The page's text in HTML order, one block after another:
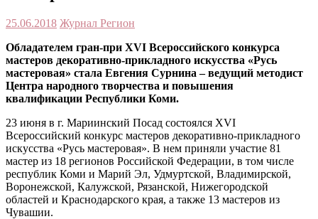
25.06.2018 Журнал Регион
Обладателем гран-при XVI Всероссийского конкурса
мастеров декоративно-прикладного искусства «Русь
мастеровая» стала Евгения Сурнина – ведущий методист
Центра народного творчества и повышения
квалификации Республики Коми.
23 июня в г. Мариинский Посад состоялся XVI
Всероссийский конкурс мастеров декоративно-прикладного
искусства «Русь мастеровая». В нем приняли участие 81
мастер из 18 регионов Российской Федерации, в том числе
республик Коми и Марий Эл, Удмуртской, Владимирской,
Воронежской, Калужской, Рязанской, Нижегородской
областей и Краснодарского края, а также 13 мастеров из
Чувашии.